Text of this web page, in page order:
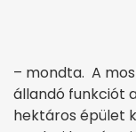
– mondta. A
állandó funkciót
hektáros épület